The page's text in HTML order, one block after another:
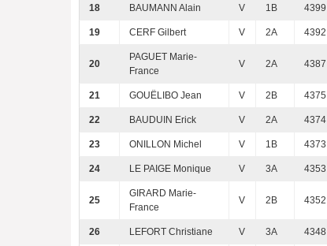
18 BAUMANN Alain V 1B 4399
19 CERF Gilbert V 2A 4392
20
PAGUET Marie-
France
V 2A 4387
21 GOUËLIBO Jean V 2B 4375
22 BAUDUIN Erick V 2A 4374
23 ONILLON Michel V 1B 4373
24 LE PAIGE Monique V 3A 4353
25
GIRARD Marie-
France
V 2B 4352
26 LEFORT Christiane V 3A 4348